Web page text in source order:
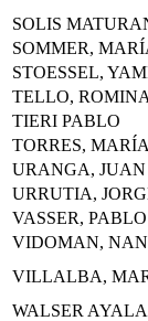
SOLIS
SOMMER,
STOESSEL,
TELLO,
TIERI PABLO
TORRES,
URANGA,
URRUTIA,
VASSER,
VIDOMAN,
VILLALBA,
WALSER